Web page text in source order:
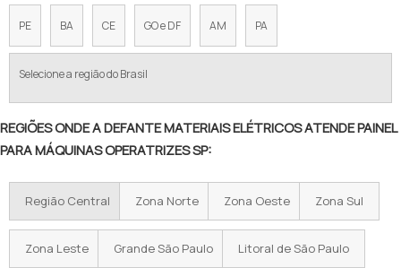
PE BA CE GO e DF AM PA
Selecione a região do Brasil
REGIÕES ONDE A DEFANTE MATERIAIS ELÉTRICOS ATENDE PAINEL
PARA MÁQUINAS OPERATRIZES SP:
Região Central Zona Norte Zona Oeste Zona Sul
Zona Leste Grande São Paulo Litoral de São Paulo